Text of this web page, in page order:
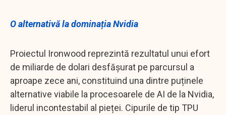
O alternativă la dominația Nvidia
Proiectul Ironwood reprezintă rezultatul unui efort
de miliarde de dolari desfășurat pe parcursul a
aproape zece ani, constituind una dintre puținele
alternative viabile la procesoarele de AI de la Nvidia,
liderul incontestabil al pieței. Cipurile de tip TPU